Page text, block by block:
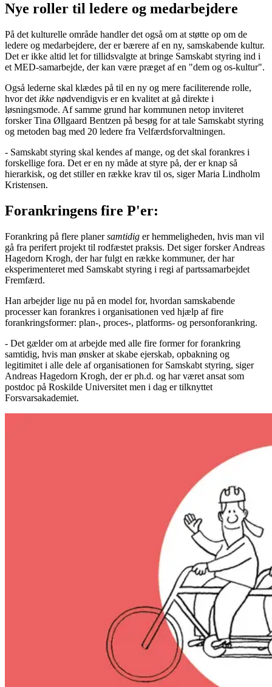
Nye roller til ledere og medarbejdere
På det kulturelle område handler det også om at støtte op om de
ledere og medarbejdere, der er bærere af en ny, samskabende kultur.
Det er ikke altid let for tillidsvalgte at bringe Samskabt styring ind i
et MED-samarbejde, der kan være præget af en "dem og os-kultur".
Også lederne skal klædes på til en ny og mere faciliterende rolle,
hvor det ikke nødvendigvis er en kvalitet at gå direkte i
løsningsmode. Af samme grund har kommunen netop inviteret
forsker Tina Øllgaard Bentzen på besøg for at tale Samskabt styring
og metoden bag med 20 ledere fra Velfærdsforvaltningen.
- Samskabt styring skal kendes af mange, og det skal forankres i
forskellige fora. Det er en ny måde at styre på, der er knap så
hierarkisk, og det stiller en række krav til os, siger Maria Lindholm
Kristensen.
Forankringens fire P'er:
Forankring på flere planersamtidig er hemmeligheden, hvis man vil
gå fra perifert projekt til rodfæstet praksis. Det siger forsker Andreas
Hagedorn Krogh, der har fulgt en række kommuner, der har
eksperimenteret med Samskabt styring i regi af partssamarbejdet
Fremfærd.
Han arbejder lige nu på en model for, hvordan samskabende
processer kan forankres i organisationen ved hjælp af fire
forankringsformer: plan-, proces-, platforms- og personforankring.
- Det gælder om at arbejde med alle fire former for forankring
samtidig, hvis man ønsker at skabe ejerskab, opbakning og
legitimitet i alle dele af organisationen for Samskabt styring, siger
Andreas Hagedorn Krogh, der er ph.d. og har været ansat som
postdoc på Roskilde Universitet men i dag er tilknyttet
Forsvarsakademiet.